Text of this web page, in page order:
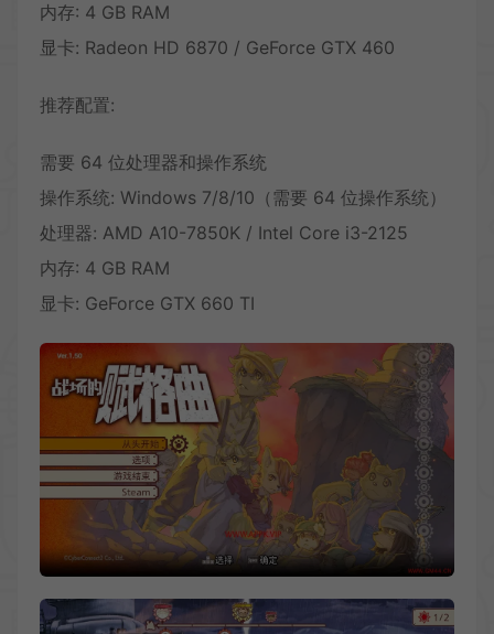
内存: 4 GB RAM
显卡: Radeon HD 6870 / GeForce GTX 460
推荐配置:
需要 64 位处理器和操作系统
操作系统: Windows 7/8/10（需要 64 位操作系统）
处理器: AMD A10-7850K / Intel Core i3-2125
内存: 4 GB RAM
显卡: GeForce GTX 660 TI